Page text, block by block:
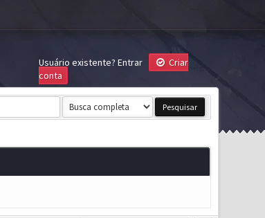
Usuário existente? Entrar
Criar
conta